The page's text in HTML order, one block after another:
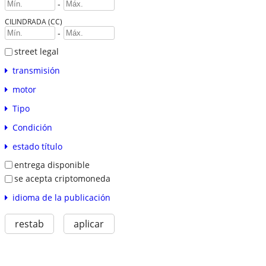
-
CILINDRADA (CC)
-
street legal
transmisión
motor
Tipo
Condición
estado título
entrega disponible
se acepta criptomoneda
idioma de la publicación
restab aplicar